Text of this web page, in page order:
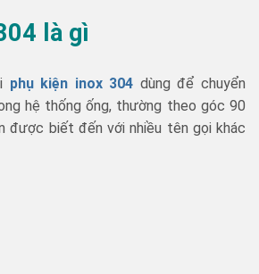
là gì
phụ kiện inox 304 dùng để chuyển
hệ thống ống, thường theo góc 90
được biết đến với nhiều tên gọi khác